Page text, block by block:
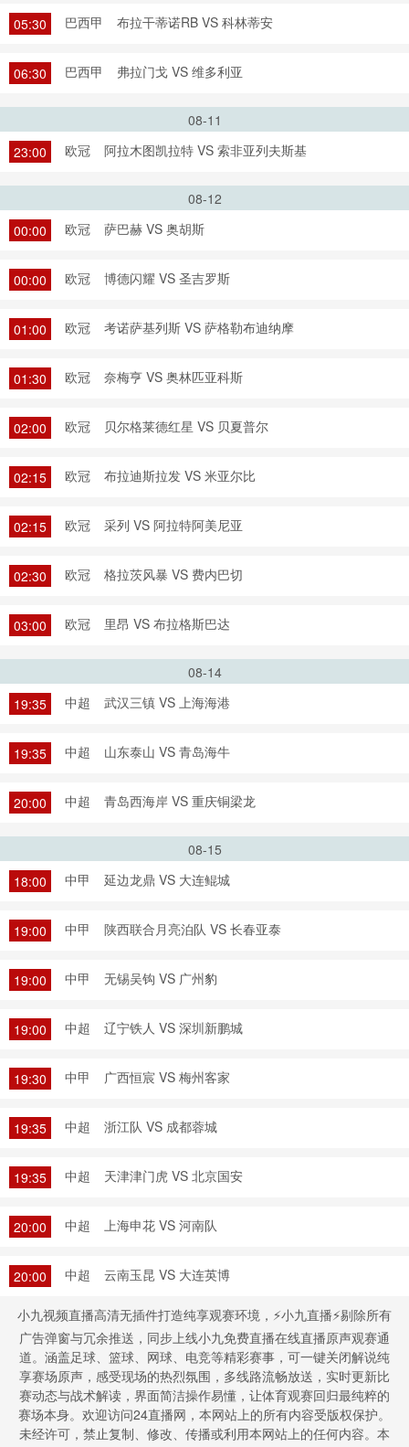
05:30 巴西甲 布拉干蒂诺RB VS 科林蒂安
06:30 巴西甲 弗拉门戈 VS 维多利亚
08-11
23:00
欧冠 阿拉木图凯拉特 VS 索非亚列夫斯基
08-12
00:00
欧冠 萨巴赫 VS 奥胡斯
00:00 欧冠 博德闪耀 VS 圣吉罗斯
01:00 欧冠 考诺萨基列斯 VS 萨格勒布迪纳摩
01:30 欧冠 奈梅亨 VS 奥林匹亚科斯
02:00 欧冠 贝尔格莱德红星 VS 贝夏普尔
02:15 欧冠 布拉迪斯拉发 VS 米亚尔比
02:15 欧冠 采列 VS 阿拉特阿美尼亚
02:30 欧冠 格拉茨风暴 VS 费内巴切
03:00 欧冠 里昂 VS 布拉格斯巴达
08-14
19:35
中超 武汉三镇 VS 上海海港
19:35 中超 山东泰山 VS 青岛海牛
20:00 中超 青岛西海岸 VS 重庆铜梁龙
08-15
18:00
中甲 延边龙鼎 VS 大连鲲城
19:00 中甲 陕西联合月亮泊队 VS 长春亚泰
19:00 中甲 无锡吴钩 VS 广州豹
19:00 中超 辽宁铁人 VS 深圳新鹏城
19:30 中甲 广西恒宸 VS 梅州客家
19:35 中超 浙江队 VS 成都蓉城
19:35 中超 天津津门虎 VS 北京国安
20:00 中超 上海申花 VS 河南队
20:00 中超 云南玉昆 VS 大连英博
小九视频直播高清无插件打造纯享观赛环境，⚡小九直播⚡剔除所有
广告弹窗与冗余推送，同步上线小九免费直播在线直播原声观赛通
道。涵盖足球、篮球、网球、电竞等精彩赛事，可一键关闭解说纯
享赛场原声，感受现场的热烈氛围，多线路流畅放送，实时更新比
赛动态与战术解读，界面简洁操作易懂，让体育观赛回归最纯粹的
赛场本身。欢迎访问24直播网，本网站上的所有内容受版权保护。
未经许可，禁止复制、修改、传播或利用本网站上的任何内容。本